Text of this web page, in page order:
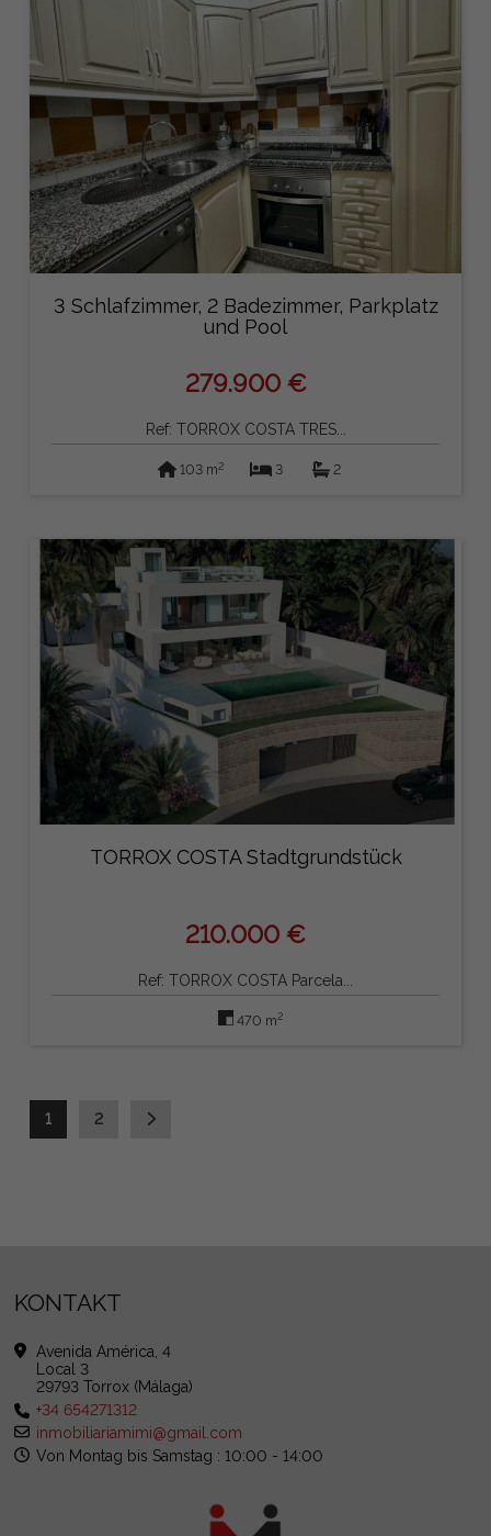
3 Schlafzimmer, 2 Badezimmer, Parkplatz
und Pool
279.900 €
Ref: TORROX COSTA TRES...
103 m2 3 2
TORROX COSTA Stadtgrundstück
210.000 €
Ref: TORROX COSTA Parcela...
470 m2
1 2
KONTAKT
Avenida América, 4
Local 3
29793 Torrox (Málaga)
+34 654271312
inmobiliariamimi@gmail.com
Von Montag bis Samstag : 10:00 - 14:00